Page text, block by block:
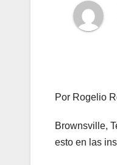
Por Rogelio
Brownsville,
esto en las